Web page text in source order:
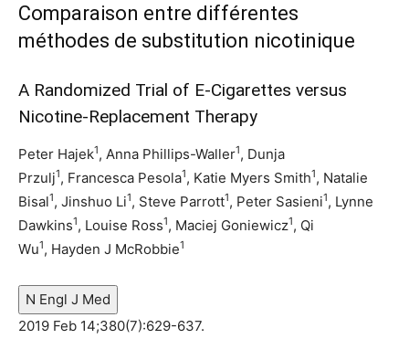
Comparaison entre différentes
méthodes de substitution nicotinique
A Randomized Trial of E-Cigarettes versus
Nicotine-Replacement Therapy
Peter Hajek1, Anna Phillips-Waller1, Dunja
Przulj1, Francesca Pesola1, Katie Myers Smith1, Natalie
Bisal1, Jinshuo Li1, Steve Parrott1, Peter Sasieni1, Lynne
Dawkins1, Louise Ross1, Maciej Goniewicz1, Qi
Wu1, Hayden J McRobbie1
N Engl J Med
2019 Feb 14;380(7):629-637.